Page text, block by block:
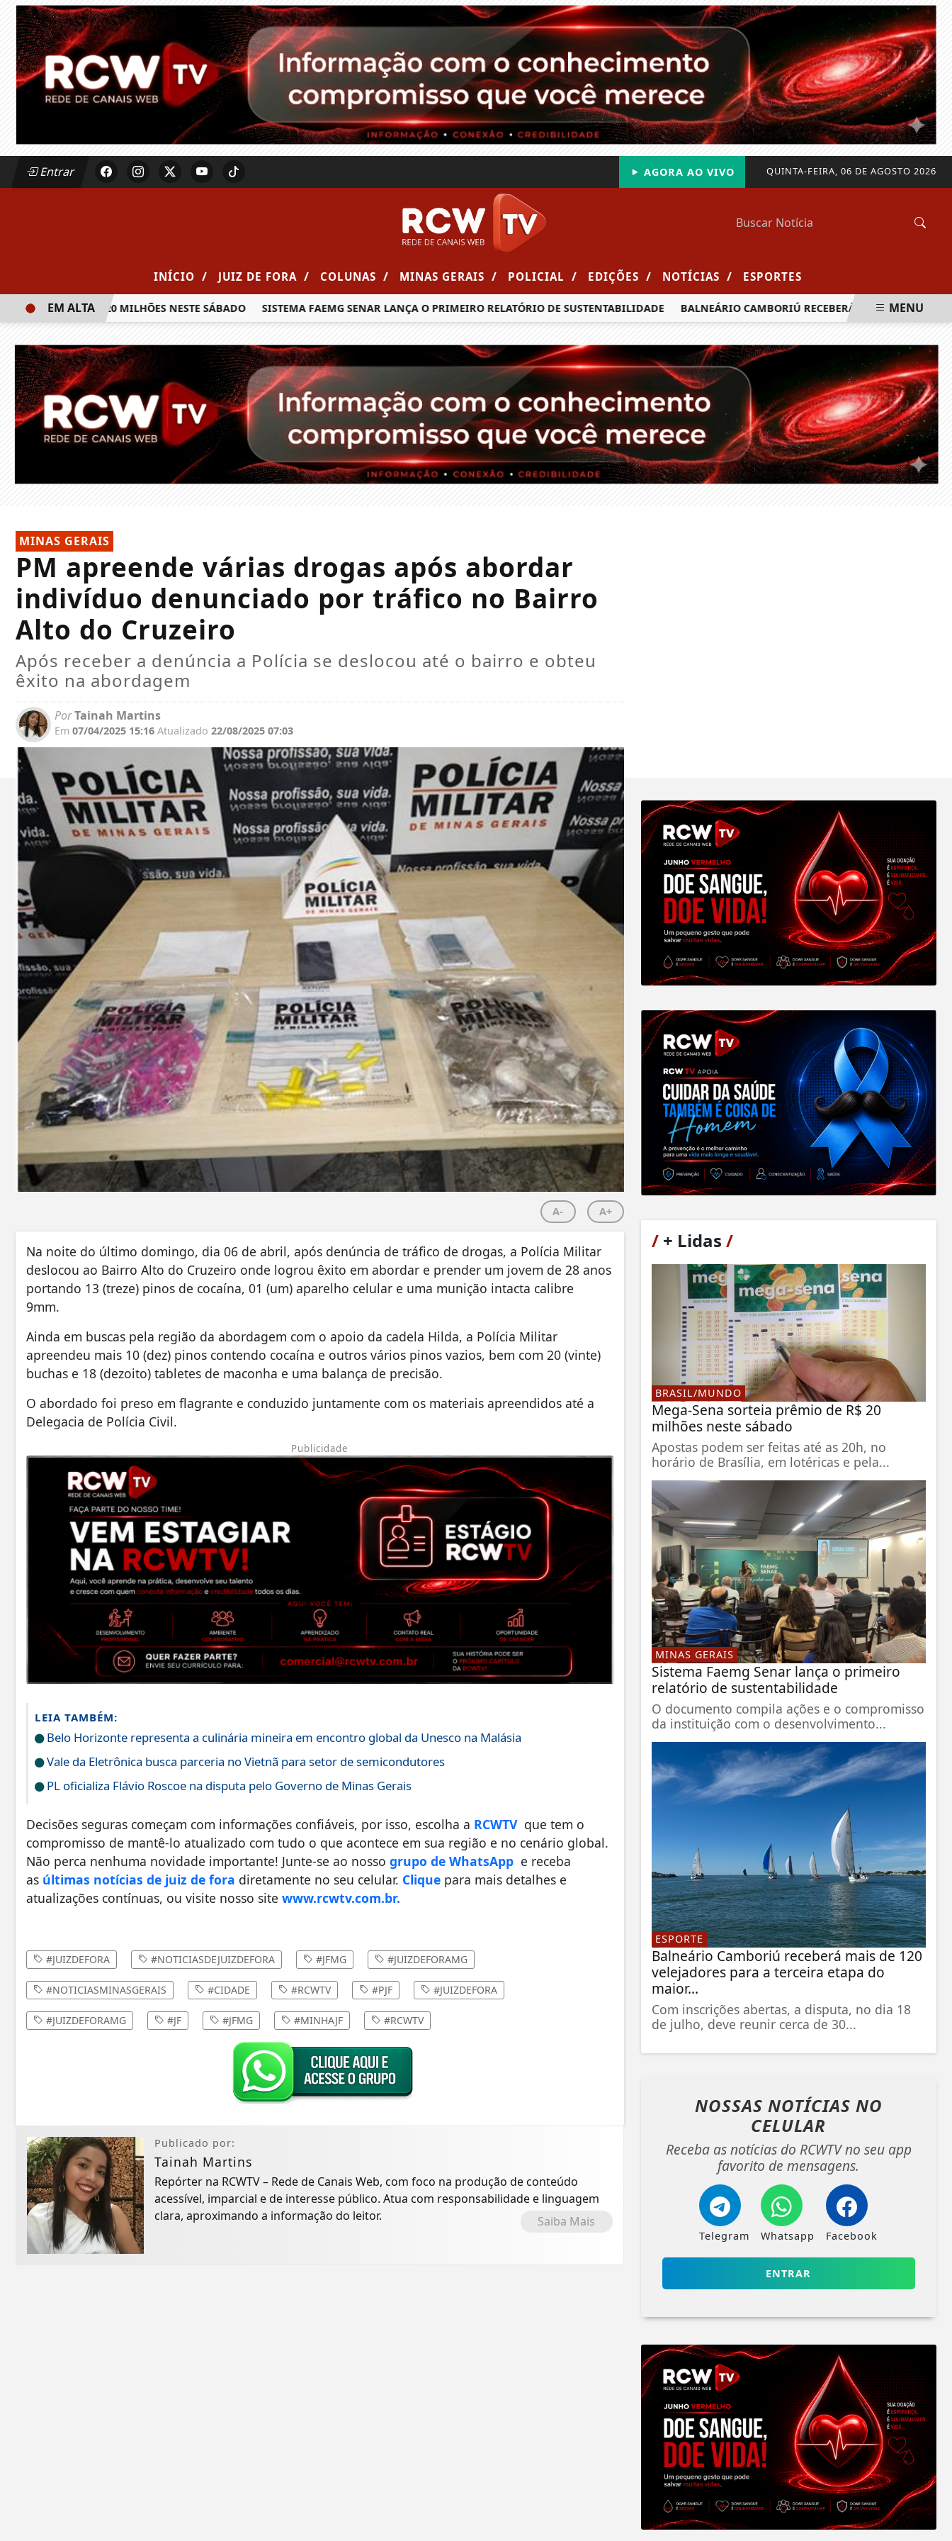
Entrar QUINTA-FEIRA, 06 DE AGOSTO 2026
AGORA AO VIVO
INÍCIO / JUIZ DE FORA / COLUNAS / MINAS GERAIS / POLICIAL / EDIÇÕES / NOTÍCIAS / ESPORTES
PRÊMIO DE R$ 20 MILHÕES NESTE SÁBADO SISTEMA FAEMG SENAR LANÇA O PRIMEIRO RELATÓRIO DE SUSTENTABILIDADE BALNEÁRIO CAMBORIÚ RECEBERÁ MAIS DE 120
EM ALTA MENU
MINAS GERAIS
PM apreende várias drogas após abordar
indivíduo denunciado por tráfico no Bairro
Alto do Cruzeiro
Após receber a denúncia a Polícia se deslocou até o bairro e obteu
êxito na abordagem
PorTainah Martins
Em 07/04/2025 15:16 Atualizado 22/08/2025 07:03
A- A+
Na noite do último domingo, dia 06 de abril, após denúncia de tráfico de drogas, a Polícia Militar
deslocou ao Bairro Alto do Cruzeiro onde logrou êxito em abordar e prender um jovem de 28 anos
portando 13 (treze) pinos de cocaína, 01 (um) aparelho celular e uma munição intacta calibre
9mm.
Ainda em buscas pela região da abordagem com o apoio da cadela Hilda, a Polícia Militar
apreendeu mais 10 (dez) pinos contendo cocaína e outros vários pinos vazios, bem com 20 (vinte)
buchas e 18 (dezoito) tabletes de maconha e uma balança de precisão.
O abordado foi preso em flagrante e conduzido juntamente com os materiais apreendidos até a
Delegacia de Polícia Civil.
Publicidade
LEIA TAMBÉM:
Belo Horizonte representa a culinária mineira em encontro global da Unesco na Malásia
Vale da Eletrônica busca parceria no Vietnã para setor de semicondutores
PL oficializa Flávio Roscoe na disputa pelo Governo de Minas Gerais
Decisões seguras começam com informações confiáveis, por isso, escolha a RCWTVque tem o
compromisso de mantê-lo atualizado com tudo o que acontece em sua região e no cenário global.
Não perca nenhuma novidade importante! Junte-se ao nosso grupo de WhatsApp e receba
as últimas notícias de juiz de fora diretamente no seu celular. Clique para mais detalhes e
atualizações contínuas, ou visite nosso site www.rcwtv.com.br.
#JUIZDEFORA #NOTICIASDEJUIZDEFORA #JFMG #JUIZDEFORAMG
#NOTICIASMINASGERAIS #CIDADE #RCWTV #PJF #JUIZDEFORA
#JUIZDEFORAMG #JF #JFMG #MINHAJF #RCWTV
Publicado por:
Tainah Martins
Repórter na RCWTV – Rede de Canais Web, com foco na produção de conteúdo
acessível, imparcial e de interesse público. Atua com responsabilidade e linguagem
clara, aproximando a informação do leitor.
Saiba Mais
/+ Lidas /
BRASIL/MUNDO
Mega-Sena sorteia prêmio de R$ 20
milhões neste sábado
Apostas podem ser feitas até as 20h, no
horário de Brasília, em lotéricas e pela...
MINAS GERAIS
Sistema Faemg Senar lança o primeiro
relatório de sustentabilidade
O documento compila ações e o compromisso
da instituição com o desenvolvimento...
ESPORTE
Balneário Camboriú receberá mais de 120
velejadores para a terceira etapa do
maior...
Com inscrições abertas, a disputa, no dia 18
de julho, deve reunir cerca de 30...
NOSSAS NOTÍCIAS NO
CELULAR
Receba as notícias do RCWTV no seu app
favorito de mensagens.
Telegram Whatsapp Facebook
ENTRAR